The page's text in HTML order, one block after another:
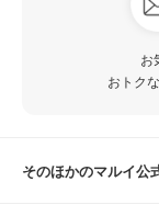
お
おトク
そのほかのマルイ公